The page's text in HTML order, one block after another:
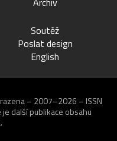
Soutěž
Poslat design
English
– 2007–2026 – ISSN
další publikace obsahu